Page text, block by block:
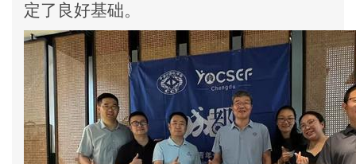
定了良好基础。